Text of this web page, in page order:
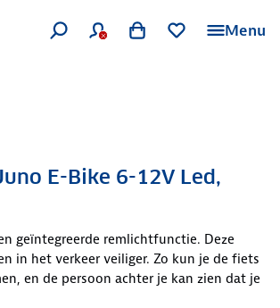
Menu
E-Bike 6-12V Led,
geïntegreerde remlichtfunctie. Deze
in het verkeer veiliger. Zo kun je de fiets
en de persoon achter je kan zien dat je